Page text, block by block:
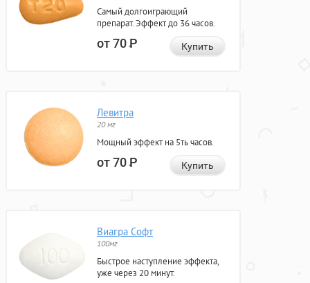
Самый долгоиграющий
препарат. Эффект до 36 часов.
от 70Р Купить
Левитра
20 мг
Мощный эффект на 5ть часов.
от 70Р Купить
Виагра Софт
100мг
Быстрое наступление эффекта,
уже через 20 минут.